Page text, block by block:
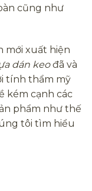
cũng như
mới xuất hiện
dán keođã và
tính thẩm mỹ
kém cạnh các
phẩm như thế
tôi tìm hiểu